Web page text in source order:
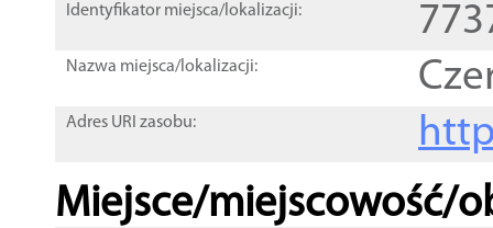
Identyfikator miejsca/lokalizacji:
Nazwa miejsca/lokalizacji:
Adres URI zasobu:
Miejsce/miejscowość/